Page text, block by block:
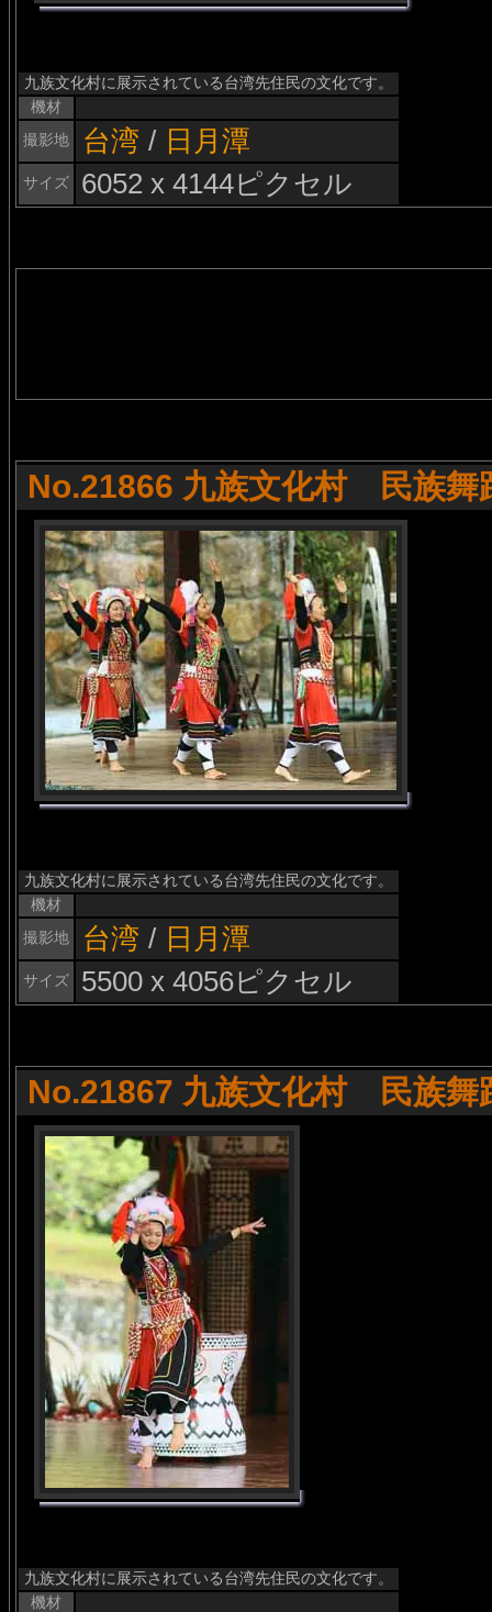
九族文化村に展示されている台湾先住民の文化です。
機材
撮影地
台湾 / 日月潭
サイズ 6052 x 4144ピクセル
No.21866 九族文化村 民族舞
九族文化村に展示されている台湾先住民の文化です。
機材
撮影地
台湾 / 日月潭
サイズ 5500 x 4056ピクセル
No.21867 九族文化村 民族舞
九族文化村に展示されている台湾先住民の文化です。
機材